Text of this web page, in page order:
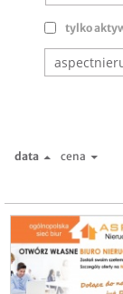
tylko
data cena